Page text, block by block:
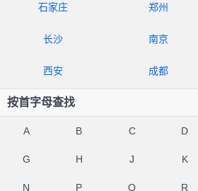
石家庄 郑州
长沙 南京
西安 成都
按首字母查找
A B C D
G H J K
N P Q R